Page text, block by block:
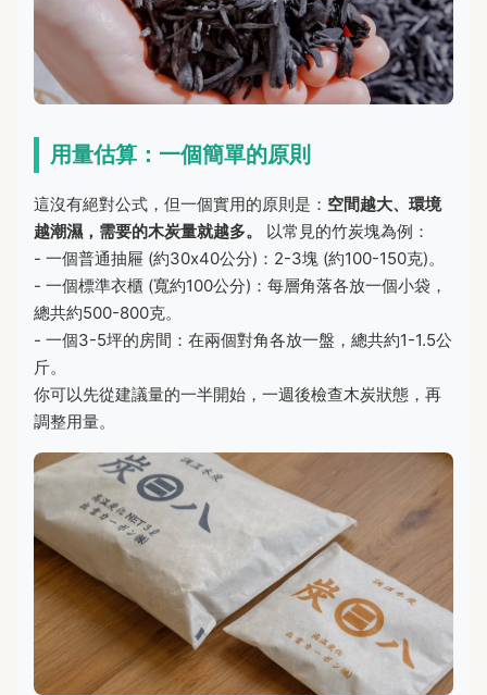
用量估算：一個簡單的原則
這沒有絕對公式，但一個實用的原則是： 空間越大、環境
越潮濕，需要的木炭量就越多。
以常見的竹炭塊為例：
- 一個普通抽屜 (約30x40公分)：2-3塊 (約100-150克)。
- 一個標準衣櫃 (寬約100公分)：每層角落各放一個小袋，
總共約500-800克。
- 一個3-5坪的房間：在兩個對角各放一盤，總共約1-1.5公
斤。
你可以先從建議量的一半開始，一週後檢查木炭狀態，再
調整用量。